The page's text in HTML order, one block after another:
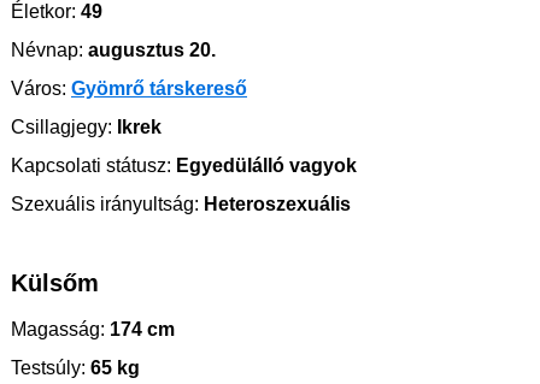
Életkor: 49
Névnap: augusztus 20.
Város: Gyömrő társkereső
Csillagjegy: Ikrek
Kapcsolati státusz: Egyedülálló vagyok
Szexuális irányultság: Heteroszexuális
Külsőm
Magasság: 174 cm
Testsúly: 65 kg